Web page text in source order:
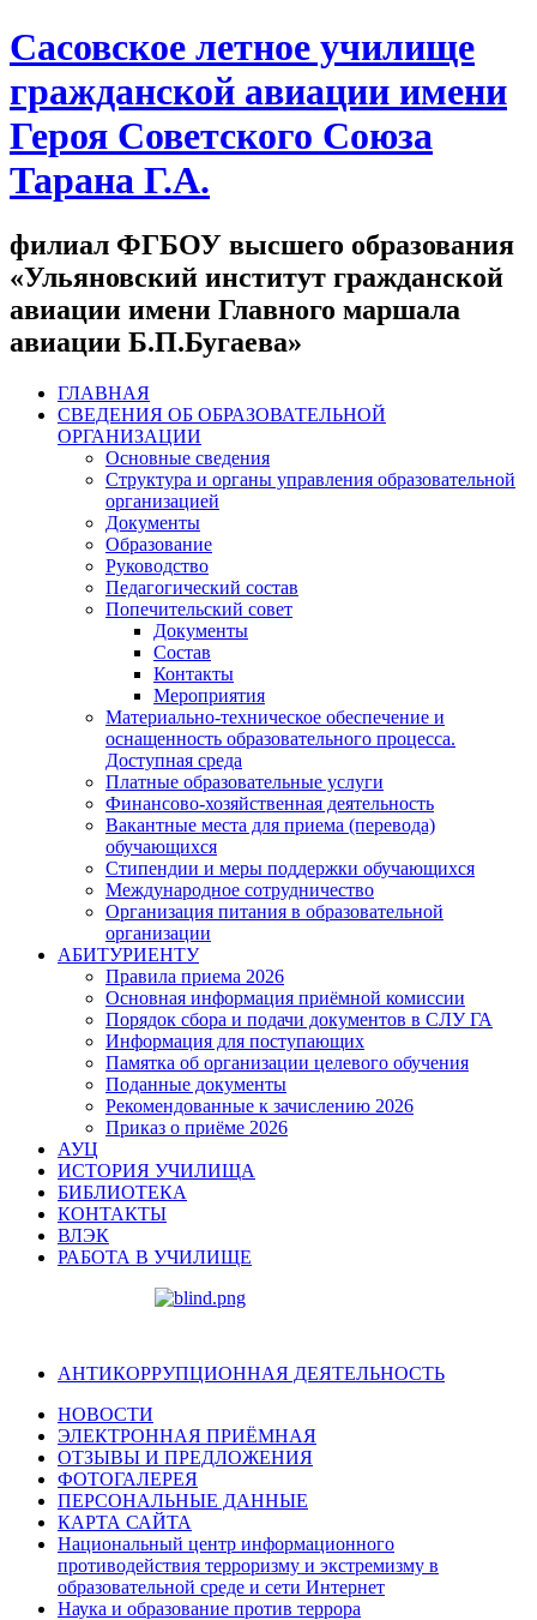
Сасовское летное училище
гражданской авиации имени
Героя Советского Союза
Тарана Г.А.
филиал ФГБОУ высшего образования
«Ульяновский институт гражданской
авиации имени Главного маршала
авиации Б.П.Бугаева»
ГЛАВНАЯ
СВЕДЕНИЯ ОБ ОБРАЗОВАТЕЛЬНОЙ
ОРГАНИЗАЦИИ
Основные сведения
Структура и органы управления образовательной
организацией
Документы
Образование
Руководство
Педагогический состав
Попечительский совет
Документы
Состав
Контакты
Мероприятия
Материально-техническое обеспечение и
оснащенность образовательного процесса.
Доступная среда
Платные образовательные услуги
Финансово-хозяйственная деятельность
Вакантные места для приема (перевода)
обучающихся
Стипендии и меры поддержки обучающихся
Международное сотрудничество
Организация питания в образовательной
организации
АБИТУРИЕНТУ
Правила приема 2026
Основная информация приёмной комиссии
Порядок сбора и подачи документов в СЛУ ГА
Информация для поступающих
Памятка об организации целевого обучения
Поданные документы
Рекомендованные к зачислению 2026
Приказ о приёме 2026
АУЦ
ИСТОРИЯ УЧИЛИЩА
БИБЛИОТЕКА
КОНТАКТЫ
ВЛЭК
РАБОТА В УЧИЛИЩЕ
АНТИКОРРУПЦИОННАЯ ДЕЯТЕЛЬНОСТЬ
НОВОСТИ
ЭЛЕКТРОННАЯ ПРИЁМНАЯ
ОТЗЫВЫ И ПРЕДЛОЖЕНИЯ
ФОТОГАЛЕРЕЯ
ПЕРСОНАЛЬНЫЕ ДАННЫЕ
КАРТА САЙТА
Национальный центр информационного
противодействия терроризму и экстремизму в
образовательной среде и сети Интернет
Наука и образование против террора